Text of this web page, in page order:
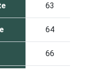
63
64
66